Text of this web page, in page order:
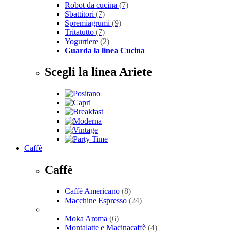
Robot da cucina (7)
Sbattitori (7)
Spremiagrumi (9)
Tritatutto (7)
Yogurtiere (2)
Guarda la linea Cucina
Scegli la linea Ariete
Caffè
Caffè
Caffè Americano (8)
Macchine Espresso (24)
Moka Aroma (6)
Montalatte e Macinacaffè (4)